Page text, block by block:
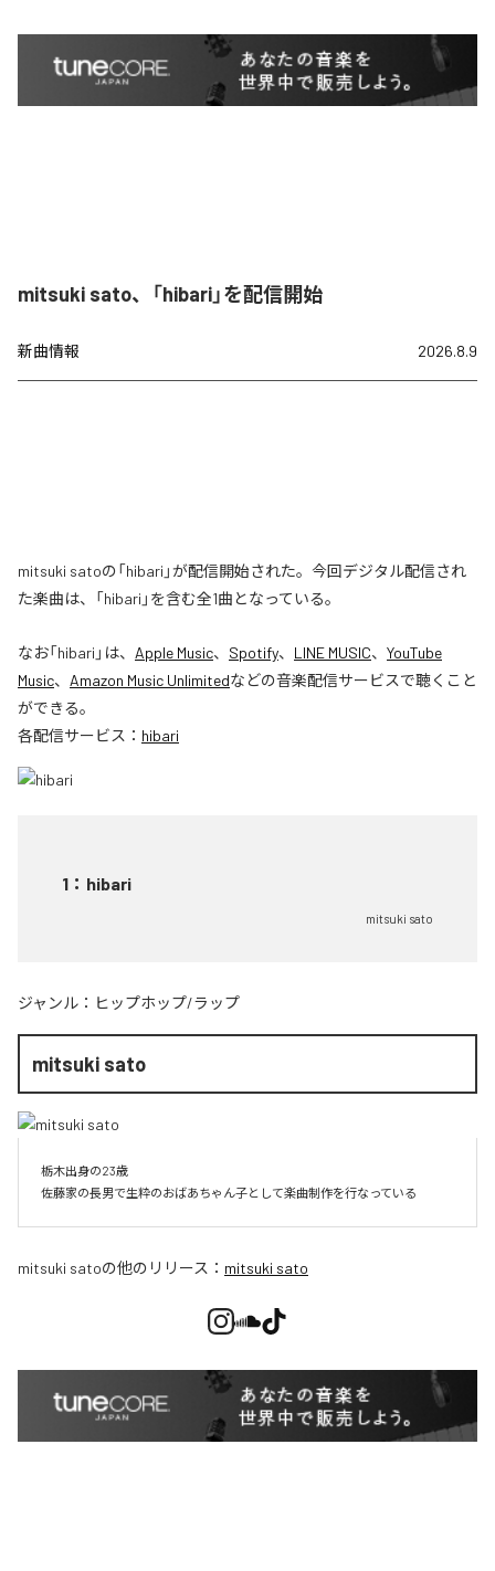
mitsuki sato、「hibari」を配信開始
新曲情報 2026.8.9
mitsuki satoの「hibari」が配信開始された。今回デジタル配信され
た楽曲は、「hibari」を含む全1曲となっている。
なお「hibari 」は、 Apple Music、 Spotify、 LINE MUSIC、 YouTube
Music、 Amazon Music Unlimitedなどの音楽配信サービスで聴くこと
ができる。
各配信サービス： hibari
1 ： hibari
mitsuki sato
ジャンル： ヒップホップ/ラップ
mitsuki sato
栃木出身の23歳
佐藤家の長男で生粋のおばあちゃん子として楽曲制作を行なっている
mitsuki satoの他のリリース： mitsuki sato